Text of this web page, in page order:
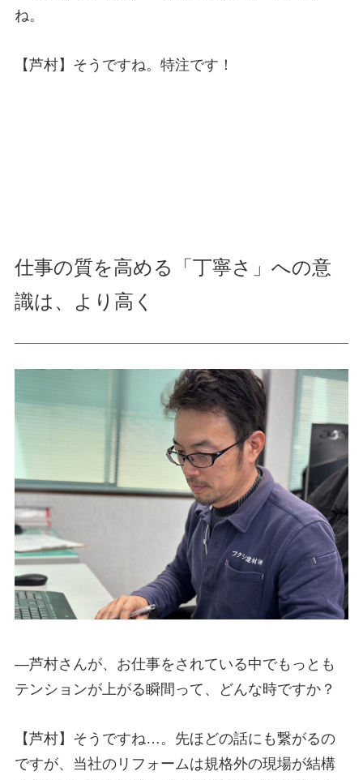
ね。
【芦村】そうですね。特注です！
仕事の質を高める「丁寧さ」への意
識は、より高く
—芦村さんが、お仕事をされている中でもっとも
テンションが上がる瞬間って、どんな時ですか？
【芦村】そうですね…。先ほどの話にも繋がるの
ですが、当社のリフォームは規格外の現場が結構